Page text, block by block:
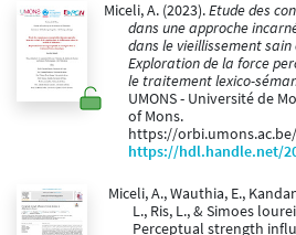
Miceli, A. (2023).Etude des
dans une approche
dans le vieillissement sain
Exploration de la force
le traitement lexico-
UMONS - Université de
of Mons.
https://
https://hdl.handle.net/
Miceli, A., Wauthia, E.,
L., Ris, L., & Simoes
Perceptual strength